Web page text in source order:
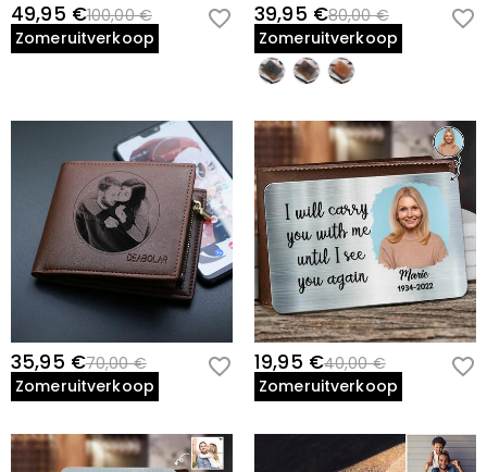
49,95 €100,00 €
Zomeruitverkoop
39,95 €80,00 €
Zomeruitverkoop
35,95 €70,00 €
Zomeruitverkoop
19,95 €40,00 €
Zomeruitverkoop